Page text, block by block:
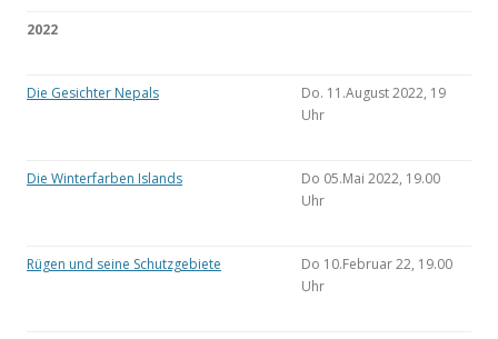
2022
Die Gesichter Nepals
Do. 11.August 2022, 19
Uhr
Die Winterfarben Islands
Do 05.Mai 2022, 19.00
Uhr
Rügen und seine Schutzgebiete
Do 10.Februar 22, 19.00
Uhr